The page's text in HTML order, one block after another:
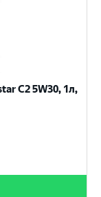
C2 5W30, 1л,